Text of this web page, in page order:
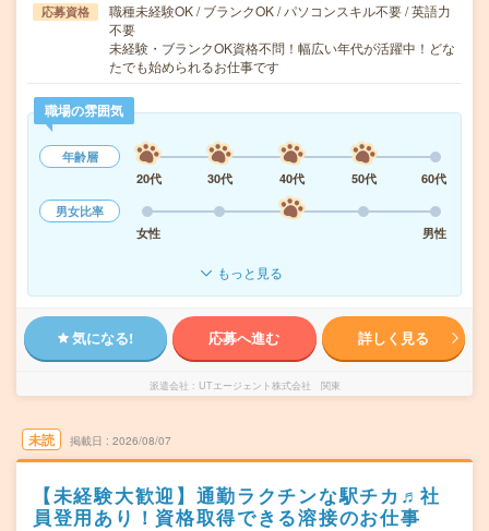
応募資格
職種未経験OK / ブランクOK / パソコンスキル不要 / 英語力
不要
未経験・ブランクOK資格不問！幅広い年代が活躍中！どな
たでも始められるお仕事です
職場の雰囲気
年齢層
20代
30代 40代 50代
60代
男女比率
女性
男性
もっと見る
気になる! 応募へ進む 詳しく見る
派遣会社 UTエージェント株式会社 関東
未読 掲載日 2026/08/07
【未経験大歓迎】通勤ラクチンな駅チカ♬社
員登用あり！資格取得できる溶接のお仕事